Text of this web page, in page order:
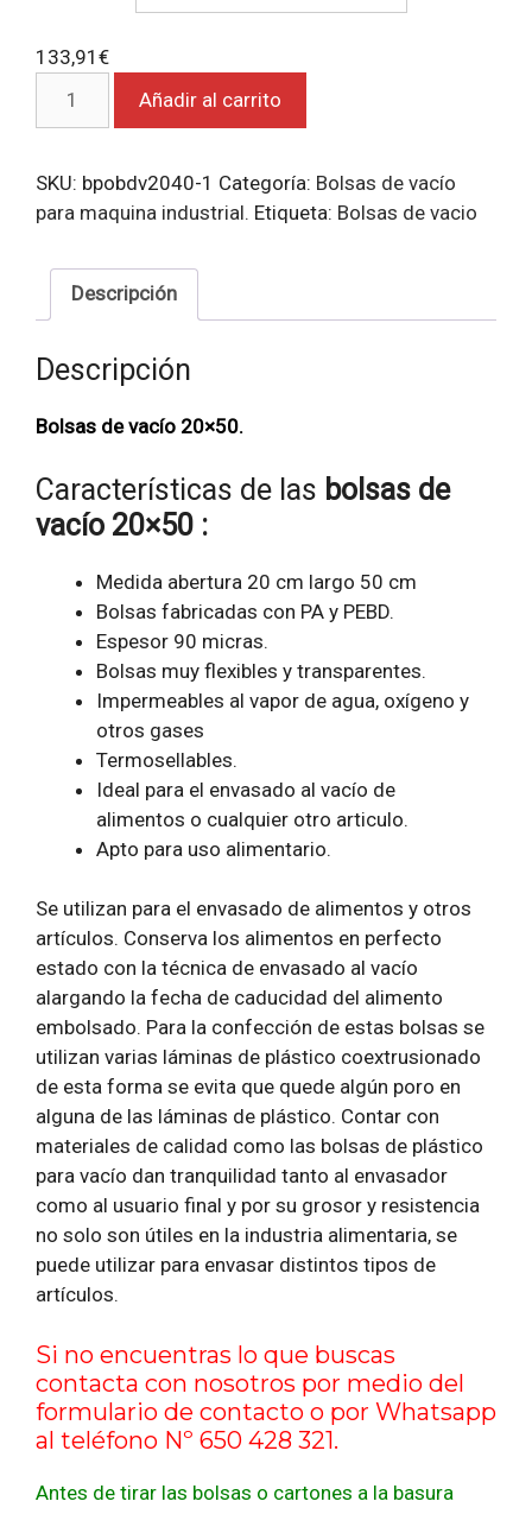
133,91 €
20x50.
cantidad
Añadir al carrito
SKU: bpobdv2040-1 Categoría: Bolsas de vacío
para maquina industrial. Etiqueta: Bolsas de vacio
Descripción
Descripción
Bolsas de vacío 20×50.
Características de las bolsas de
vacío 20×50 :
Medida abertura 20 cm largo 50 cm
Bolsas fabricadas con PA y PEBD.
Espesor 90 micras.
Bolsas muy flexibles y transparentes.
Impermeables al vapor de agua, oxígeno y
otros gases
Termosellables.
Ideal para el envasado al vacío de
alimentos o cualquier otro articulo.
Apto para uso alimentario.
Se utilizan para el envasado de alimentos y otros
artículos. Conserva los alimentos en perfecto
estado con la técnica de envasado al vacío
alargando la fecha de caducidad del alimento
embolsado. Para la confección de estas bolsas se
utilizan varias láminas de plástico coextrusionado
de esta forma se evita que quede algún poro en
alguna de las láminas de plástico. Contar con
materiales de calidad como las bolsas de plástico
para vacío dan tranquilidad tanto al envasador
como al usuario final y por su grosor y resistencia
no solo son útiles en la industria alimentaria, se
puede utilizar para envasar distintos tipos de
artículos.
Si no encuentras lo que buscas
contacta con nosotros por medio del
formulario de contacto o por Whatsapp
al teléfono Nº 650 428 321.
Antes de tirar las bolsas o cartones a la basura